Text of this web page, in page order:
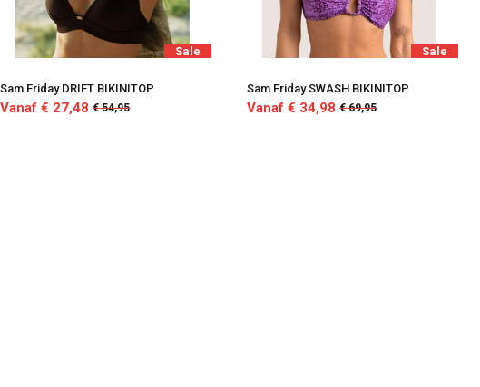
Sale
Sam Friday DRIFT BIKINITOP
Vanaf € 27,48 € 54,95
Sale
Sam Friday SWASH BIKINITOP
Vanaf € 34,98 € 69,95